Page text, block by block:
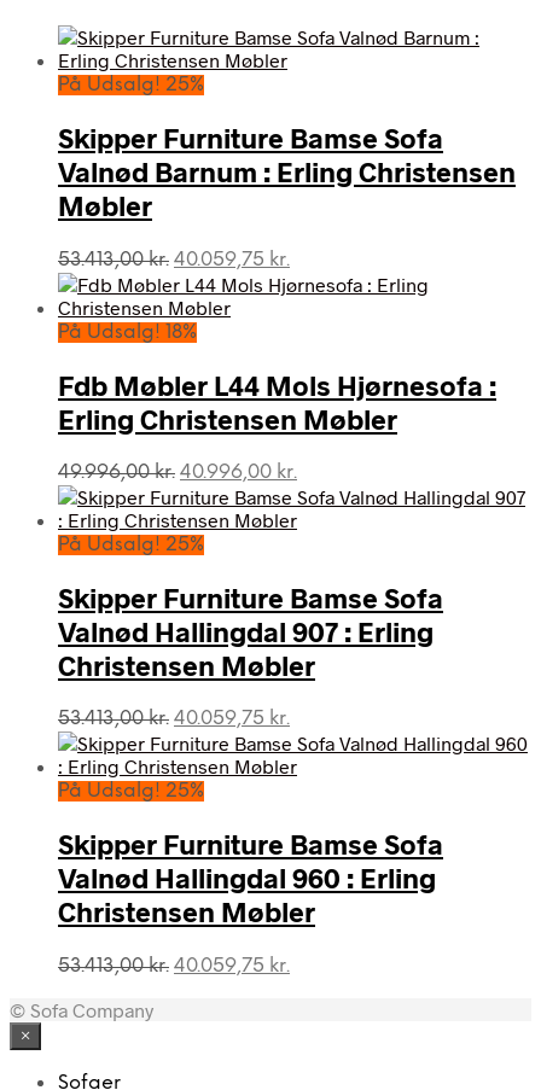
På Udsalg! 25%
Skipper Furniture Bamse Sofa
Valnød Barnum : Erling Christensen
Møbler
53.413,00kr. Den
oprindelige
pris
var:
40.059,75 kr.
aktuelle
På Udsalg! 18%
Fdb Møbler L44 Mols Hjørnesofa :
Erling Christensen Møbler
49.996,00kr. Den
oprindelige
pris
var:
40.996,00 kr.
aktuelle
pris
På Udsalg! 25%
Skipper Furniture Bamse Sofa
Valnød Hallingdal 907 : Erling
Christensen Møbler
53.413,00kr. Den
oprindelige
pris
var:
40.059,75 kr.
aktuelle
pris
På Udsalg! 25%
Skipper Furniture Bamse Sofa
Valnød Hallingdal 960 : Erling
Christensen Møbler
53.413,00kr. Den
40.059,75 kr.
© Sofa Company
×
Sofaer